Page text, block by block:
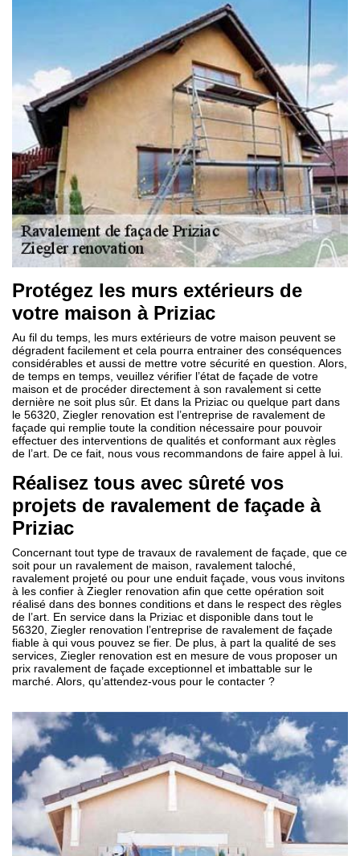
Protégez les murs extérieurs de
votre maison à Priziac
Au fil du temps, les murs extérieurs de votre maison peuvent se
dégradent facilement et cela pourra entrainer des conséquences
considérables et aussi de mettre votre sécurité en question. Alors,
de temps en temps, veuillez vérifier l’état de façade de votre
maison et de procéder directement à son ravalement si cette
dernière ne soit plus sûr. Et dans la Priziac ou quelque part dans
le 56320, Ziegler renovation est l’entreprise de ravalement de
façade qui remplie toute la condition nécessaire pour pouvoir
effectuer des interventions de qualités et conformant aux règles
de l’art. De ce fait, nous vous recommandons de faire appel à lui.
Réalisez tous avec sûreté vos
projets de ravalement de façade à
Priziac
Concernant tout type de travaux de ravalement de façade, que ce
soit pour un ravalement de maison, ravalement taloché,
ravalement projeté ou pour une enduit façade, vous vous invitons
à les confier à Ziegler renovation afin que cette opération soit
réalisé dans des bonnes conditions et dans le respect des règles
de l’art. En service dans la Priziac et disponible dans tout le
56320, Ziegler renovation l’entreprise de ravalement de façade
fiable à qui vous pouvez se fier. De plus, à part la qualité de ses
services, Ziegler renovation est en mesure de vous proposer un
prix ravalement de façade exceptionnel et imbattable sur le
marché. Alors, qu’attendez-vous pour le contacter ?